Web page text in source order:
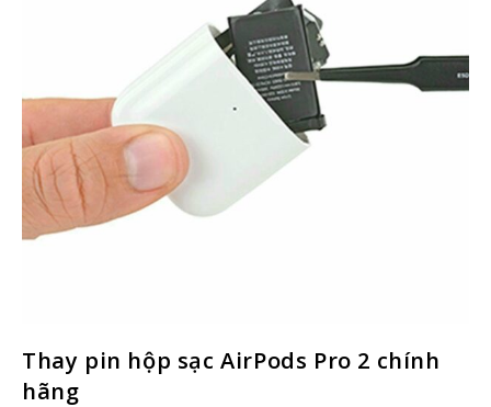
Thay pin hộp sạc AirPods Pro 2 chính
hãng